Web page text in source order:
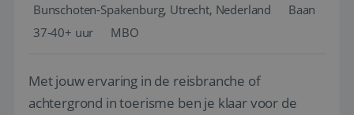
Bunschoten-Spakenburg, Utrecht, Nederland
Baan
37-40+ uur
MBO
Met jouw ervaring in de reisbranche of
achtergrond in toerisme ben je klaar voor de